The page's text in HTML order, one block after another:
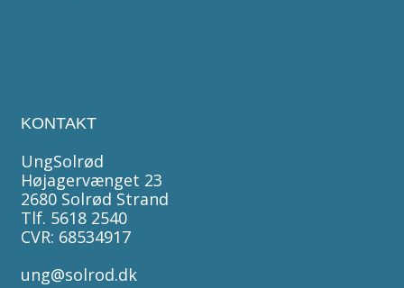
KONTAKT
UngSolrød
Højagervænget 23
2680 Solrød Strand
Tlf. 5618 2540
CVR: 68534917
ung@solrod.dk